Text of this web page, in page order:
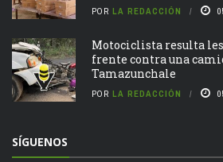
POR LA REDACCIÓN
Motociclista resulta
frente contra una
Tamazunchale
POR LA REDACCIÓN
SÍGUENOS